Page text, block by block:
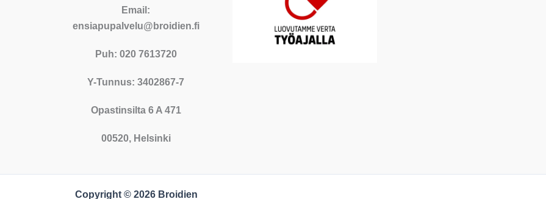
Email:
ensiapupalvelu@broidien.fi
Puh: 020 7613720
Y-Tunnus: 3402867-7
Opastinsilta 6 A 471
00520, Helsinki
Copyright © 2026 Broidien